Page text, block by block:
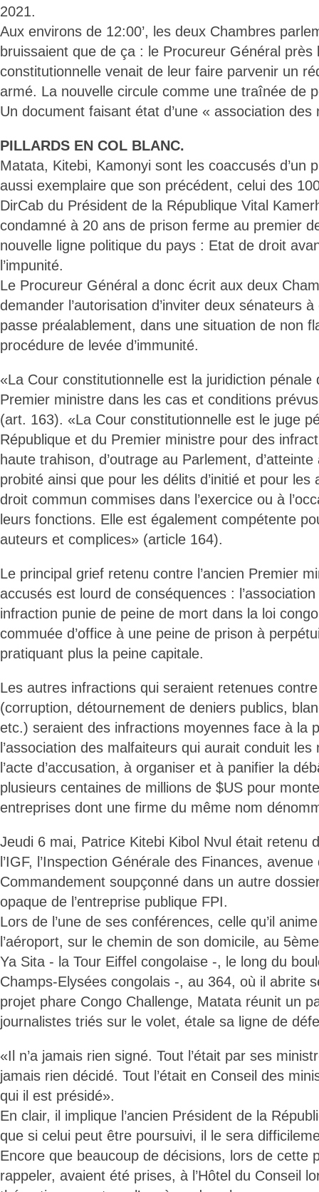
2021.
Aux environs de 12:00’, les deux Chambres
bruissaient que de ça : le Procureur Général près
constitutionnelle venait de leur faire parvenir un
armé. La nouvelle circule comme une traînée de
Un document faisant état d’une « association des
PILLARDS EN COL BLANC.
Matata, Kitebi, Kamonyi sont les coaccusés d’un
aussi exemplaire que son précédent, celui des
DirCab du Président de la République Vital
condamné à 20 ans de prison ferme au premier
nouvelle ligne politique du pays : Etat de droit
l’impunité.
Le Procureur Général a donc écrit aux deux
demander l’autorisation d’inviter deux sénateurs
passe préalablement, dans une situation de non
procédure de levée d’immunité.
«La Cour constitutionnelle est la juridiction pénale
Premier ministre dans les cas et conditions
(art. 163). «La Cour constitutionnelle est le juge
République et du Premier ministre pour des
haute trahison, d’outrage au Parlement, d’atteinte
probité ainsi que pour les délits d’initié et pour les
droit commun commises dans l’exercice ou à
leurs fonctions. Elle est également compétente
auteurs et complices» (article 164).
Le principal grief retenu contre l’ancien Premier
accusés est lourd de conséquences :
infraction punie de peine de mort dans la loi
commuée d’office à une peine de prison à
pratiquant plus la peine capitale.
Les autres infractions qui seraient retenues
(corruption, détournement de deniers publics,
etc.) seraient des infractions moyennes face à la
l’association des malfaiteurs qui aurait conduit
l’acte d’accusation, à organiser et à panifier la
plusieurs centaines de millions de $US pour
entreprises dont une firme du même nom
Jeudi 6 mai, Patrice Kitebi Kibol Nvul était retenu
l’IGF, l’Inspection Générale des Finances,
Commandement soupçonné dans un autre
opaque de l’entreprise publique FPI.
Lors de l’une de ses conférences, celle qu’il
l’aéroport, sur le chemin de son domicile, au
Ya Sita - la Tour Eiffel congolaise -, le long du
Champs-Elysées congolais -, au 364, où il abrite
projet phare Congo Challenge, Matata réunit un
journalistes triés sur le volet, étale sa ligne de
«Il n’a jamais rien signé. Tout l’était par ses
jamais rien décidé. Tout l’était en Conseil des
qui il est présidé».
En clair, il implique l’ancien Président de la
que si celui peut être poursuivi, il le sera
Encore que beaucoup de décisions, lors de cette
rappeler, avaient été prises, à l’Hôtel du Conseil